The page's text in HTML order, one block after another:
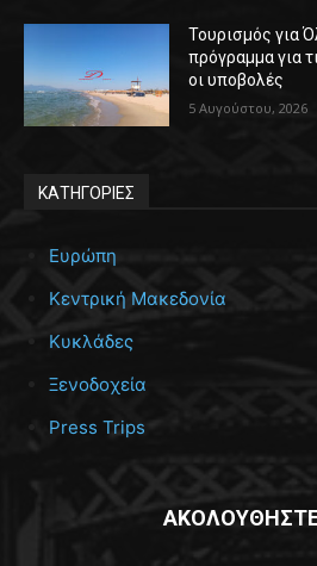
Τουρισμός για
πρόγραμμα για
οι υποβολές
5 Αυγούστου, 2026
ΚΑΤΗΓΟΡΙΕΣ
Ευρώπη
Κεντρική Μακεδονία
Κυκλάδες
Ξενοδοχεία
Press Trips